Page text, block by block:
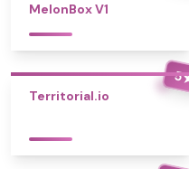
MelonBox V1
5
Territorial.io